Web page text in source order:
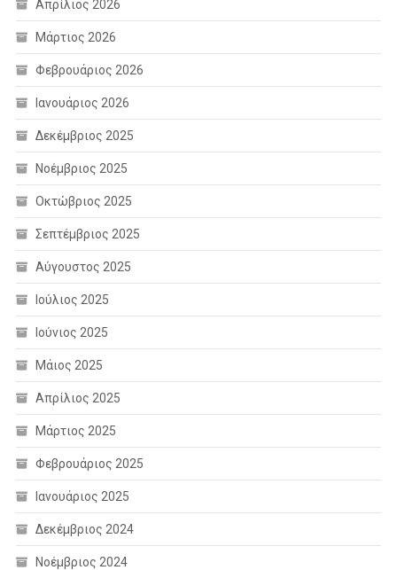
Απρίλιος 2026
Μάρτιος 2026
Φεβρουάριος 2026
Ιανουάριος 2026
Δεκέμβριος 2025
Νοέμβριος 2025
Οκτώβριος 2025
Σεπτέμβριος 2025
Αύγουστος 2025
Ιούλιος 2025
Ιούνιος 2025
Μάιος 2025
Απρίλιος 2025
Μάρτιος 2025
Φεβρουάριος 2025
Ιανουάριος 2025
Δεκέμβριος 2024
Νοέμβριος 2024